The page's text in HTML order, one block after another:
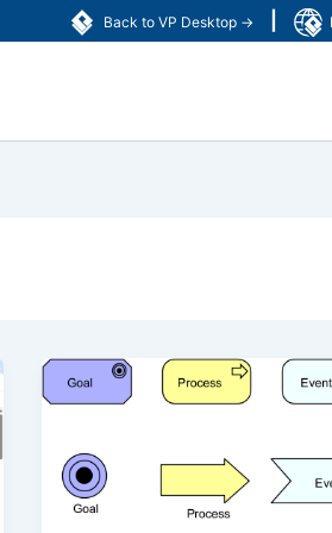
Back to VP Desktop →